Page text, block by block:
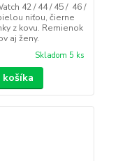
42 / 44 / 45 / 46 /
niťou, čierne
z kovu. Remienok
aj ženy.
Skladom 5 ks